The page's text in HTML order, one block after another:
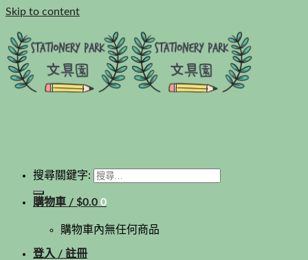
Skip to content
搜尋關鍵字:
購物車 / $0.0 0
購物車內無任何商品
登入 / 註冊